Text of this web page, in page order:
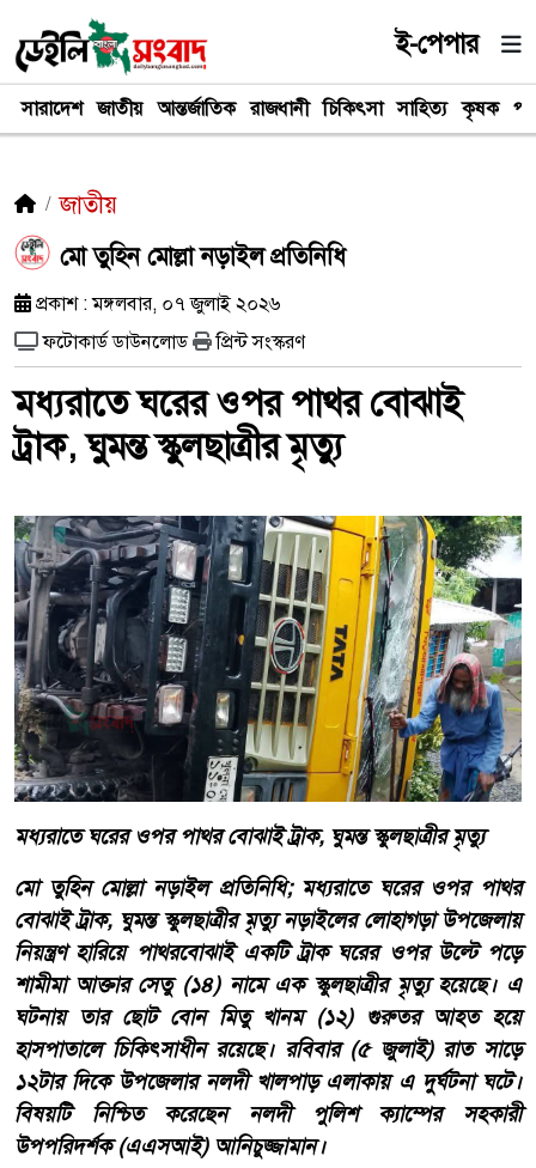
ই-পেপার
সারাদেশ জাতীয় আন্তর্জাতিক রাজধানী চিকিৎসা সাহিত্য কৃষক
জাতীয়
মো তুহিন মোল্লা নড়াইল প্রতিনিধি
প্রকাশ : মঙ্গলবার, ০৭ জুলাই ২০২৬
ফটোকার্ড ডাউনলোড
প্রিন্ট সংস্করণ
মধ্যরাতে ঘরের ওপর পাথর বোঝাই
ট্রাক, ঘুমন্ত স্কুলছাত্রীর মৃত্যু
মধ্যরাতে ঘরের ওপর পাথর বোঝাই ট্রাক, ঘুমন্ত স্কুলছাত্রীর মৃত্যু
মো তুহিন মোল্লা নড়াইল প্রতিনিধি; মধ্যরাতে ঘরের ওপর পাথর
বোঝাই ট্রাক, ঘুমন্ত স্কুলছাত্রীর মৃত্যু নড়াইলের লোহাগড়া উপজেলায়
নিয়ন্ত্রণ হারিয়ে পাথরবোঝাই একটি ট্রাক ঘরের ওপর উল্টে পড়ে
শামীমা আক্তার সেতু (১৪) নামে এক স্কুলছাত্রীর মৃত্যু হয়েছে। এ
ঘটনায় তার ছোট বোন মিতু খানম (১২) গুরুতর আহত হয়ে
হাসপাতালে চিকিৎসাধীন রয়েছে। রবিবার (৫ জুলাই) রাত সাড়ে
১২টার দিকে উপজেলার নলদী খালপাড় এলাকায় এ দুর্ঘটনা ঘটে।
বিষয়টি নিশ্চিত করেছেন নলদী পুলিশ ক্যাম্পের সহকারী
উপপরিদর্শক (এএসআই) আনিচুজ্জামান।